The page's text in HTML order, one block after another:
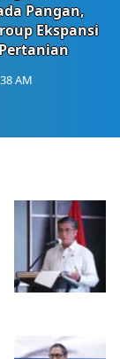
Pangan,
Ekspansi
AM